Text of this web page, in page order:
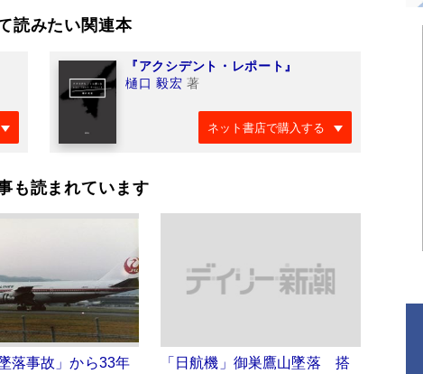
読みたい関連本
『アクシデント・レポート』
樋口 毅宏 著
ネット書店で購入する
も読まれています
落事故」から33年
「日航機」御巣鷹山墜落 搭